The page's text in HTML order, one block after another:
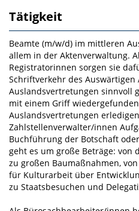
Tätigkeit
Beamte (m/w/d) im mittleren
allem in der Aktenverwaltung.
Registratorinnen sorgen sie
Schriftverkehr des Aus­wärtigen
Auslandsvertretungen sinnvoll
mit einem Griff
Auslandsvertretungen
Zahlstellen­verwalter/innen
Buchführung der Botschaft
geht es um große Beträge: von
zu großen Baumaßnahmen,
für Kulturarbeit über
zu Staatsbesu­chen und